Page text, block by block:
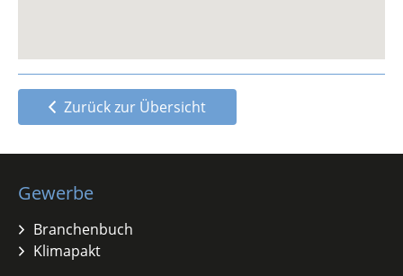
Zurück zur Übersicht
Gewerbe
Branchenbuch
Klimapakt